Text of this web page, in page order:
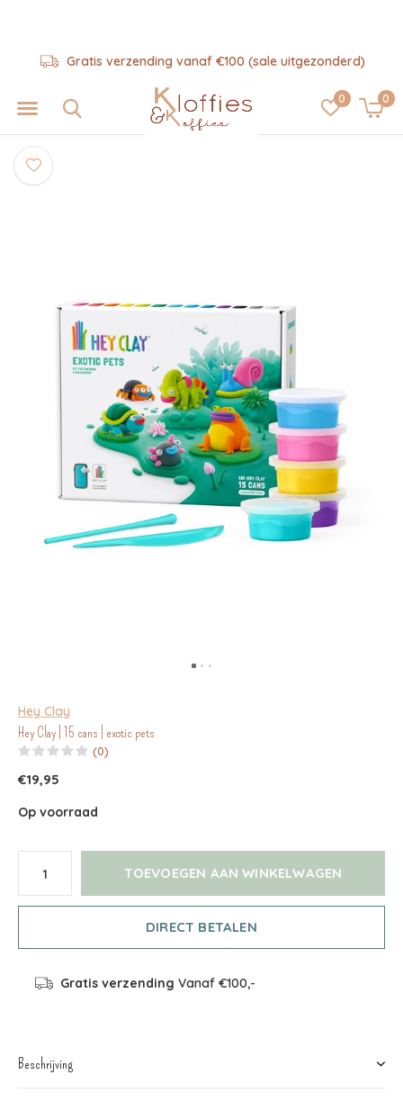
0 0
Gratis verzending vanaf €100 (sale uitgezonderd)
Hey Clay
Hey Clay | 15 cans | exotic pets
(0)
€19,95
Op voorraad
TOEVOEGEN AAN WINKELWAGEN
DIRECT BETALEN
Gratis verzending Vanaf €100,-
Beschrijving